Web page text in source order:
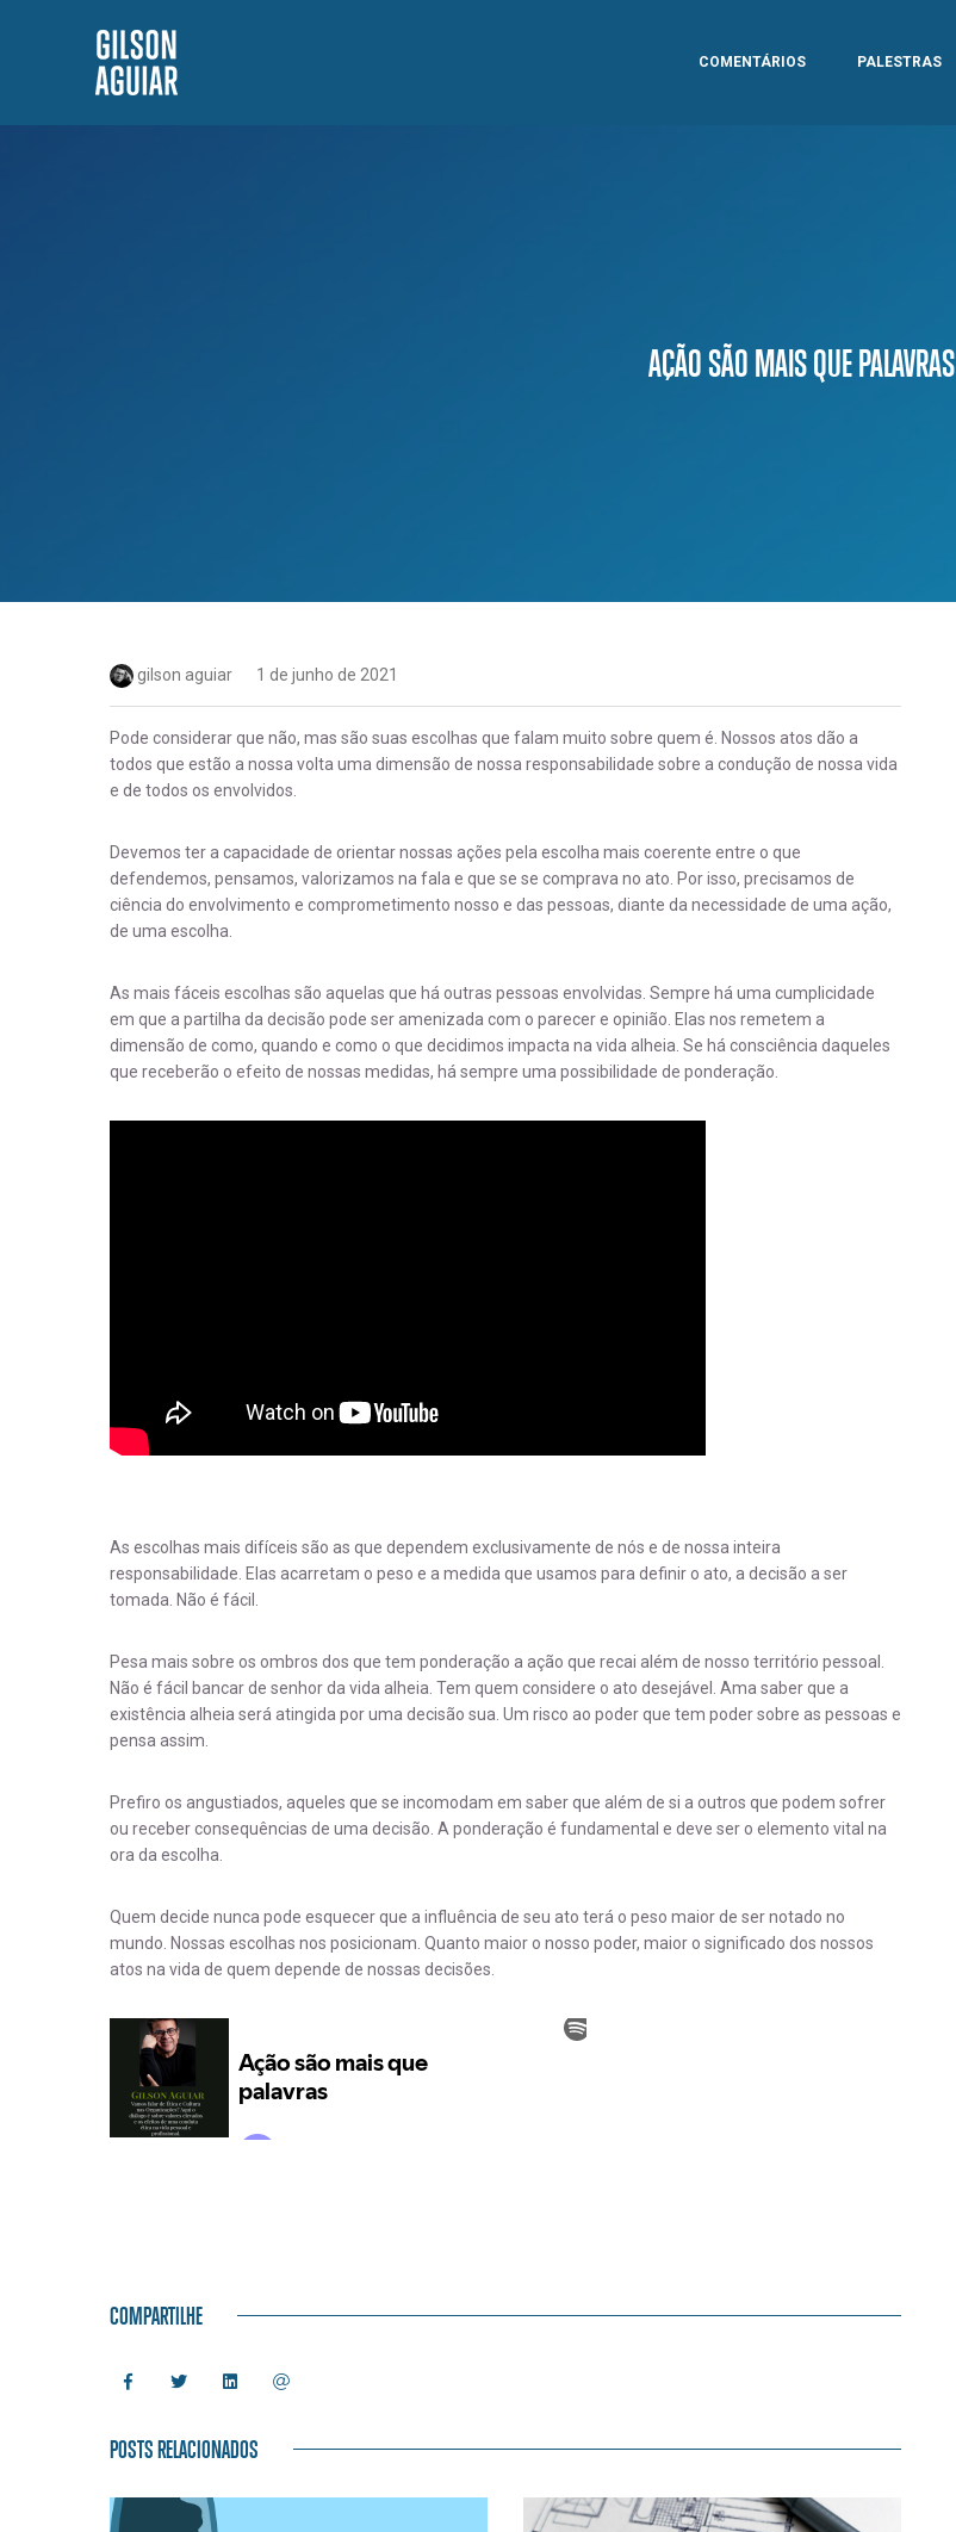
COMENTÁRIOS PALESTRAS
AÇÃO SÃO MAIS QUE PALAVRAS
gilson aguiar 1 de junho de 2021
Pode considerar que não, mas são suas escolhas que falam muito sobre quem é. Nossos atos dão a
todos que estão a nossa volta uma dimensão de nossa responsabilidade sobre a condução de nossa vida
e de todos os envolvidos.
Devemos ter a capacidade de orientar nossas ações pela escolha mais coerente entre o que
defendemos, pensamos, valorizamos na fala e que se se comprava no ato. Por isso, precisamos de
ciência do envolvimento e comprometimento nosso e das pessoas, diante da necessidade de uma ação,
de uma escolha.
As mais fáceis escolhas são aquelas que há outras pessoas envolvidas. Sempre há uma cumplicidade
em que a partilha da decisão pode ser amenizada com o parecer e opinião. Elas nos remetem a
dimensão de como, quando e como o que decidimos impacta na vida alheia. Se há consciência daqueles
que receberão o efeito de nossas medidas, há sempre uma possibilidade de ponderação.
As escolhas mais difíceis são as que dependem exclusivamente de nós e de nossa inteira
responsabilidade. Elas acarretam o peso e a medida que usamos para definir o ato, a decisão a ser
tomada. Não é fácil.
Pesa mais sobre os ombros dos que tem ponderação a ação que recai além de nosso território pessoal.
Não é fácil bancar de senhor da vida alheia. Tem quem considere o ato desejável. Ama saber que a
existência alheia será atingida por uma decisão sua. Um risco ao poder que tem poder sobre as pessoas e
pensa assim.
Prefiro os angustiados, aqueles que se incomodam em saber que além de si a outros que podem sofrer
ou receber consequências de uma decisão. A ponderação é fundamental e deve ser o elemento vital na
ora da escolha.
Quem decide nunca pode esquecer que a influência de seu ato terá o peso maior de ser notado no
mundo. Nossas escolhas nos posicionam. Quanto maior o nosso poder, maior o significado dos nossos
atos na vida de quem depende de nossas decisões.
COMPARTILHE
POSTS RELACIONADOS